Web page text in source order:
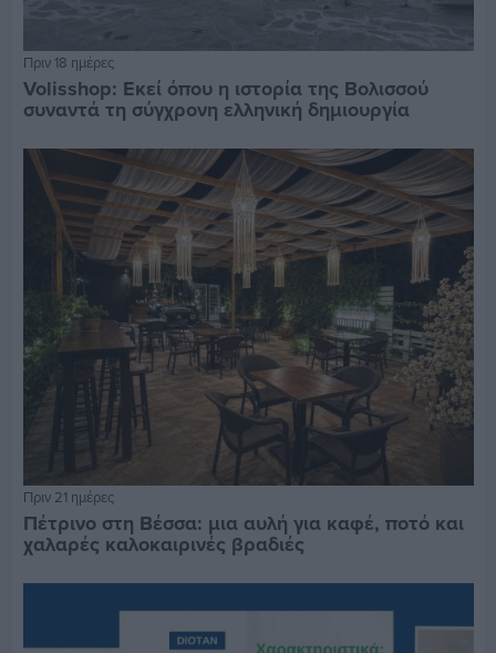
Πριν 18 ημέρες
Volisshop: Εκεί όπου η ιστορία της Βολισσού
συναντά τη σύγχρονη ελληνική δημιουργία
Πριν 21 ημέρες
Πέτρινο στη Βέσσα: μια αυλή για καφέ, ποτό και
χαλαρές καλοκαιρινές βραδιές